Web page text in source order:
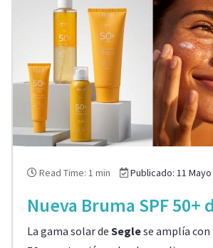
Read Time: 1 min Publicado: 11
Nueva Bruma SPF 50+
La gama solar de Seglese amplía con